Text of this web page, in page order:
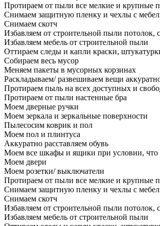
Протираем от пыли все мелкие и крупные
Снимаем защитную пленку и чехлы с
Снимаем скотч
Избавляем от строительной пыли потолок,
Избавляем мебель от строительной пыли
Оттираем следы и капли краски,
Собираем весь мусор
Меняем пакеты в мусорных корзинах
Раскладываем/ развешиваем вещи
Протираем пыль на всех доступных и
Протираем от пыли настенные бра
Моем дверные ручки
Моем зеркала и зеркальные поверхности
Пылесосим коврик и пол
Моем пол и плинтуса
Аккуратно расставляем обувь
Моем все шкафы и ящики при условии, что
Моем двери
Моем розетки/ выключатели
Протираем от пыли все мелкие и крупные
Снимаем защитную пленку и чехлы с
Снимаем скотч
Избавляем от строительной пыли потолок,
Избавляем мебель от строительной пыли